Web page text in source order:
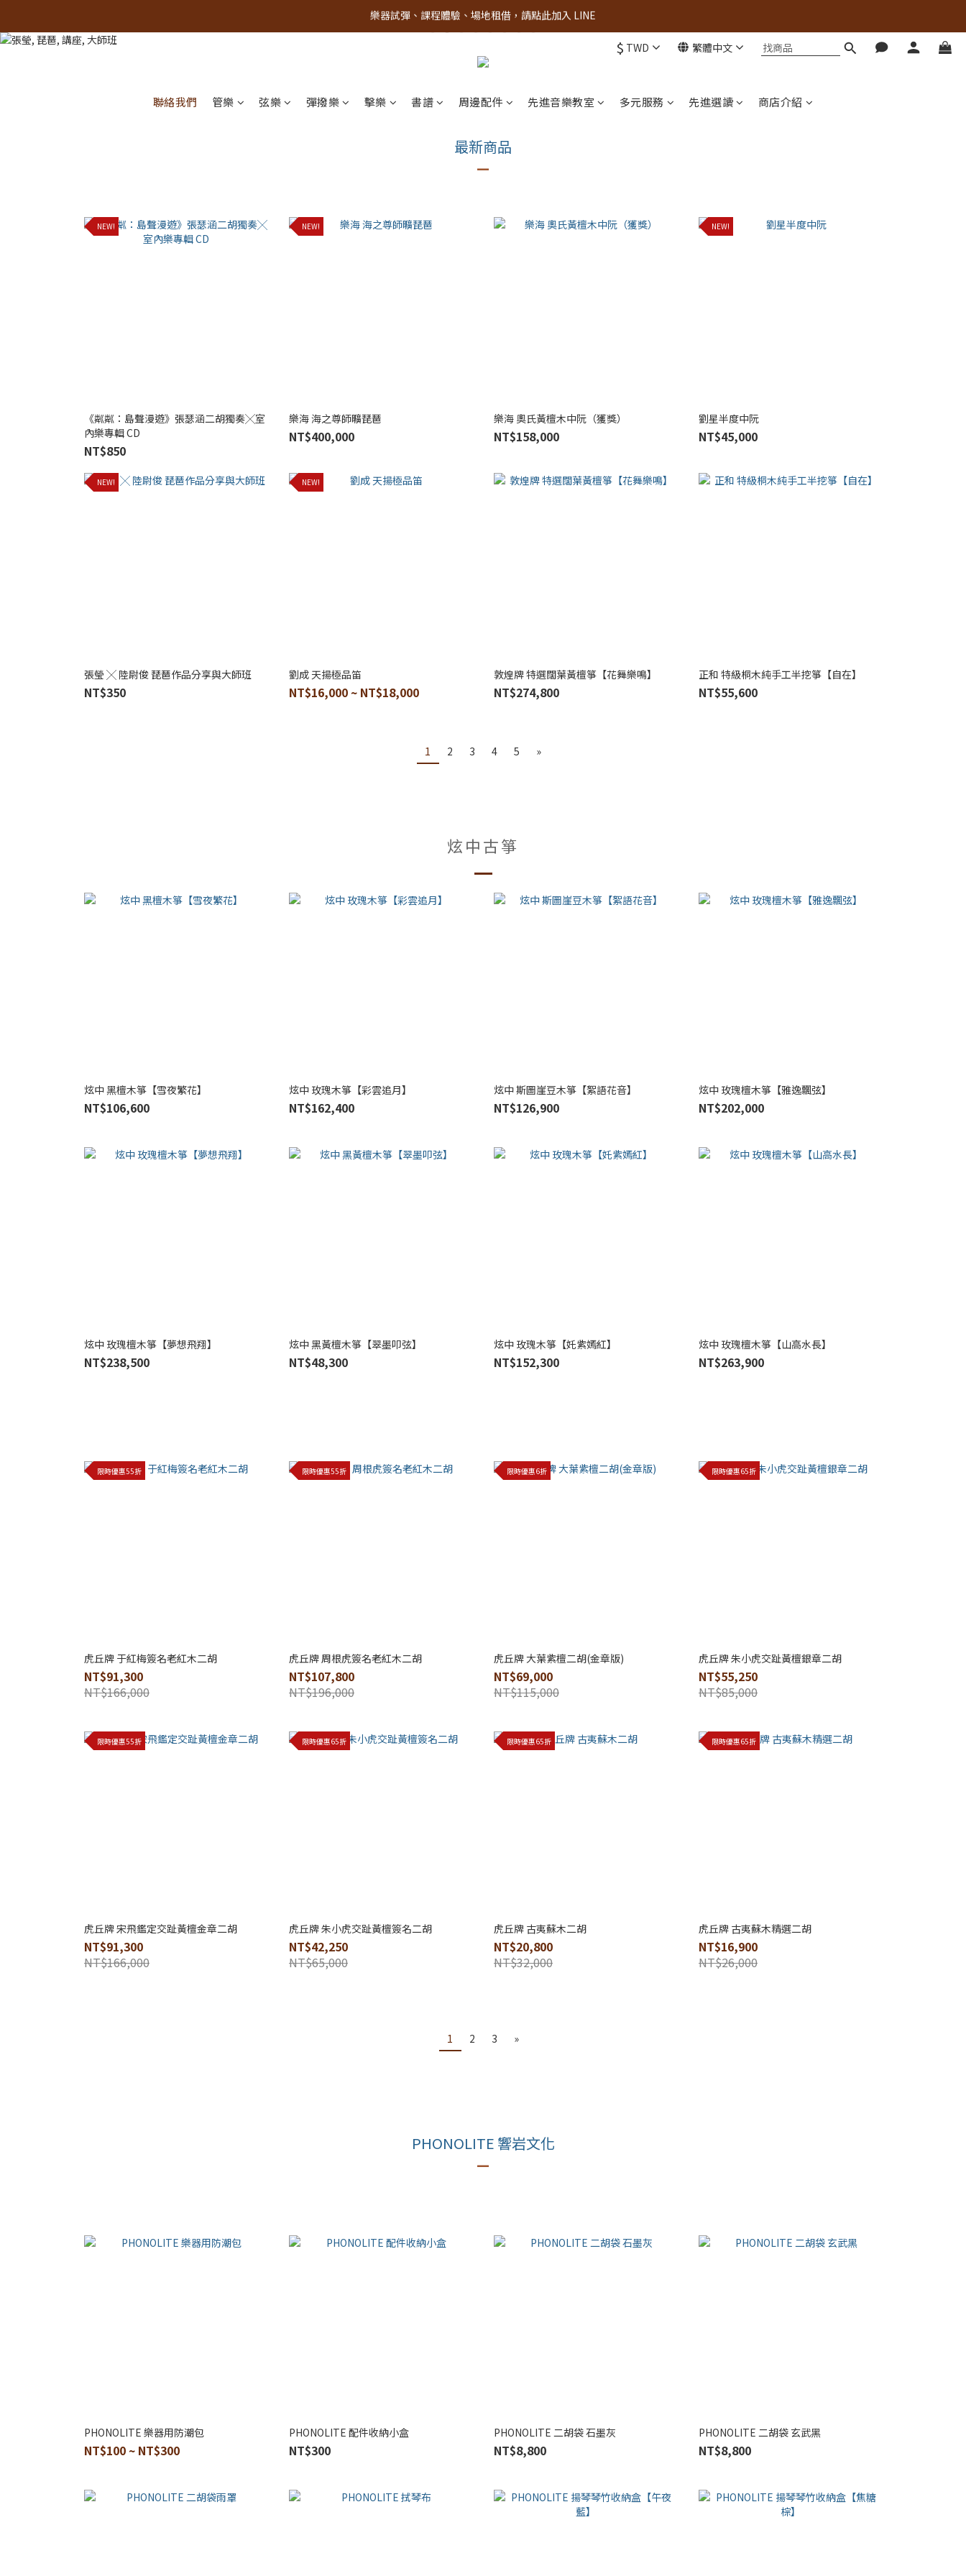
古亭門市 + 先進音樂教室週末假日皆有營業
古亭門市 + 先進音樂教室週末假日皆有營業
$ TWD 繁體中文
聯絡我們 管樂 弦樂 彈撥樂 擊樂 書譜 周邊配件 先進音樂教室 多元服務 先進選讀 商店介紹
最新商品
—
NEW!
《粼粼：島聲漫遊》張瑟涵二胡獨奏╳室
內樂專輯 CD
NT$850
NEW!
樂海 海之尊師曠琵琶
NT$400,000
樂海 奧氏黃檀木中阮（獲獎）
NT$158,000
NEW!
劉星半度中阮
NT$45,000
NEW!
張瑩 ╳ 陸尉俊 琵琶作品分享與大師班
NT$350
NEW!
劉成 天揚極品笛
NT$16,000 ~ NT$18,000
敦煌牌 特選闊葉黃檀箏【花舞樂鳴】
NT$274,800
正和 特級桐木純手工半挖箏【自在】
NT$55,600
1 2 3 4 5 »
炫中古箏
炫中 黑檀木箏【雪夜繁花】
NT$106,600
炫中 玫瑰木箏【彩雲追月】
NT$162,400
炫中 斯圖崖豆木箏【絮語花音】
NT$126,900
炫中 玫瑰檀木箏【雅逸飄弦】
NT$202,000
炫中 玫瑰檀木箏【夢想飛翔】
NT$238,500
炫中 黑黃檀木箏【翠墨叩弦】
NT$48,300
炫中 玫瑰木箏【奼紫嫣紅】
NT$152,300
炫中 玫瑰檀木箏【山高水長】
NT$263,900
限時優惠55折
虎丘牌 于紅梅簽名老紅木二胡
NT$91,300
NT$166,000
限時優惠55折
虎丘牌 周根虎簽名老紅木二胡
NT$107,800
NT$196,000
限時優惠6折
虎丘牌 大葉紫檀二胡(金章版)
NT$69,000
NT$115,000
限時優惠65折
虎丘牌 朱小虎交趾黃檀銀章二胡
NT$55,250
NT$85,000
限時優惠55折
虎丘牌 宋飛鑑定交趾黃檀金章二胡
NT$91,300
NT$166,000
限時優惠65折
虎丘牌 朱小虎交趾黃檀簽名二胡
NT$42,250
NT$65,000
限時優惠65折
虎丘牌 古夷蘇木二胡
NT$20,800
NT$32,000
限時優惠65折
虎丘牌 古夷蘇木精選二胡
NT$16,900
NT$26,000
1 2 3 »
PHONOLITE 響岩文化
—
PHONOLITE 樂器用防潮包
NT$100 ~ NT$300
PHONOLITE 配件收納小盒
NT$300
PHONOLITE 二胡袋 石墨灰
NT$8,800
PHONOLITE 二胡袋 玄武黑
NT$8,800